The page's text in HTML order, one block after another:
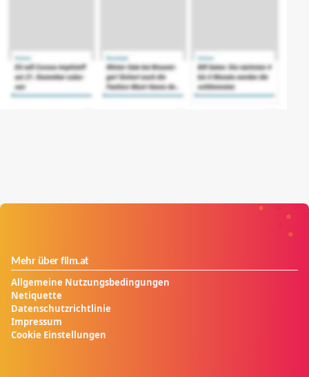
Mehr über film.at
Allgemeine Nutzungsbedingungen
Netiquette
Datenschutzrichtlinie
Impressum
Cookie Einstellungen